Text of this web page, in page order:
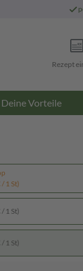
Rezept
Deine Vorteile
1 St)
1 St)
1 St)